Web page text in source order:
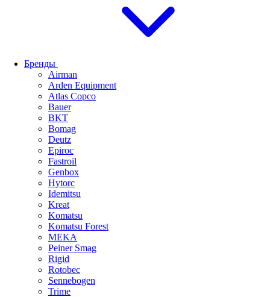
Бренды
Airman
Arden Equipment
Atlas Сopco
Bauer
BKT
Bomag
Deutz
Epiroc
Fastroil
Genbox
Hytorc
Idemitsu
Kreat
Komatsu
Komatsu Forest
MEKA
Peiner Smag
Rigid
Rotobec
Sennebogen
Trime